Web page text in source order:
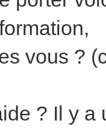
vous ?
? Il y a